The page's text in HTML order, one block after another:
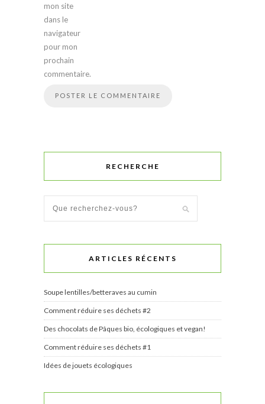
mon site
dans le
navigateur
pour mon
prochain
commentaire.
RECHERCHE
ARTICLES RÉCENTS
Soupe lentilles/betteraves au cumin
Comment réduire ses déchets #2
Des chocolats de Pâques bio, écologiques et vegan!
Comment réduire ses déchets #1
Idées de jouets écologiques